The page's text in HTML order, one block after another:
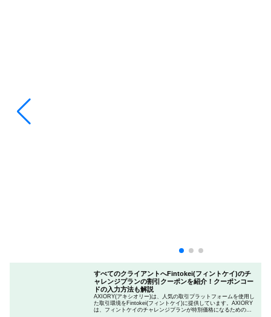
すべてのクライアントへFintokei(フィントケイ)のチ
ャレンジプランの割引クーポンを紹介！クーポンコー
ドの入力方法も解説
AXIORY(アキシオリー)は、人気の取引プラットフォームを使用し
た取引環境をFintokei(フィントケイ)に提供しています。AXIORY
は、フィントケイのチャレンジプランが特別価格になるためのク